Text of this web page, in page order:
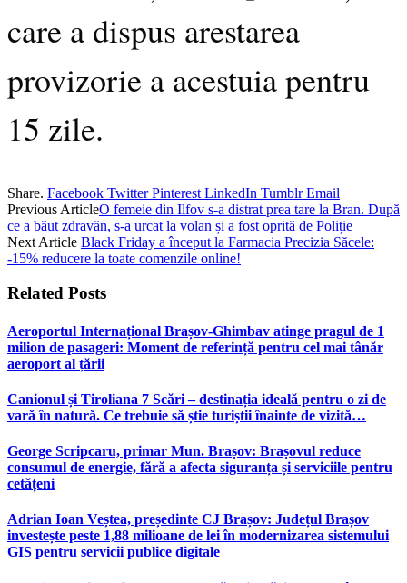
care a dispus arestarea
provizorie a acestuia pentru
15 zile.
Share. Facebook Twitter Pinterest LinkedIn Tumblr Email
Previous ArticleO femeie din Ilfov s-a distrat prea tare la Bran. După
ce a băut zdravăn, s-a urcat la volan și a fost oprită de Poliție
Next Article Black Friday a început la Farmacia Precizia Săcele:
-15% reducere la toate comenzile online!
Related Posts
Aeroportul Internațional Brașov‑Ghimbav atinge pragul de 1
milion de pasageri: Moment de referință pentru cel mai tânăr
aeroport al țării
Canionul și Tiroliana 7 Scări – destinația ideală pentru o zi de
vară în natură. Ce trebuie să știe turiștii înainte de vizită…
George Scripcaru, primar Mun. Brașov: Brașovul reduce
consumul de energie, fără a afecta siguranța și serviciile pentru
cetățeni
Adrian Ioan Veștea, președinte CJ Brașov: Județul Brașov
investește peste 1,88 milioane de lei în modernizarea sistemului
GIS pentru servicii publice digitale